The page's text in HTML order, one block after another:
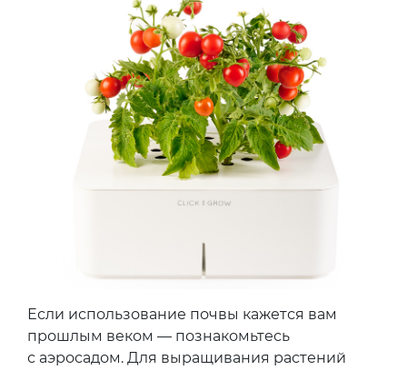
Если использование почвы кажется вам
прошлым веком — познакомьтесь
с аэросадом. Для выращивания растений